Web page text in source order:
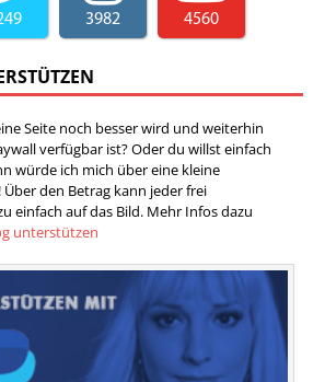
3982 4560
Seite noch besser wird und weiterhin
verfügbar ist? Oder du willst einfach
würde ich mich über eine kleine
den Betrag kann jeder frei
einfach auf das Bild. Mehr Infos dazu
unterstützen